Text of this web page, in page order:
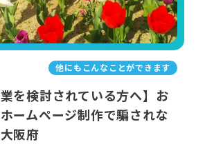
他にもこんなことができます
業を検討されている方へ】お
ームページ制作で騙されな
阪府